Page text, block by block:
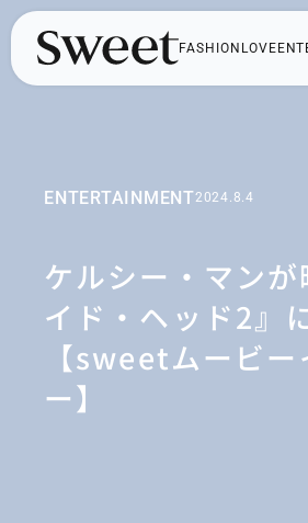
FASHION LOVE
ENTERTAINMENT2024.8.4
ケルシー・マン
イド・ヘッド2』
【sweetムービ
ー】